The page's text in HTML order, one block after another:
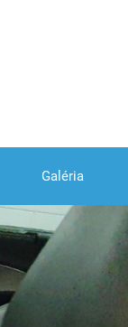
Galéria